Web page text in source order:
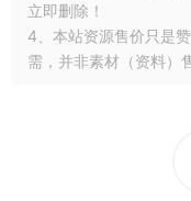
立即删除！
4、本站资源售价只是
需，并非素材（资料）